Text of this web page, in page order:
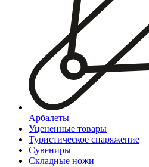
Арбалеты
Уцененные товары
Туристическое снаряжение
Сувениры
Складные ножи